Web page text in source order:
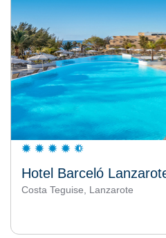
Hotel Barceló
Costa Teguise, Lanzarote